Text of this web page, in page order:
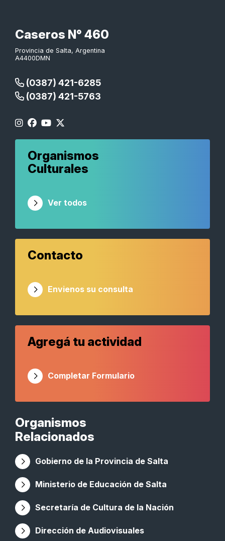
Caseros N° 460
Provincia de Salta, Argentina
A4400DMN
(0387) 421-6285
(0387) 421-5763
Organismos
Relacionados
Gobierno de la Provincia de Salta
Ministerio de Educación de Salta
Secretaría de Cultura de la Nación
Dirección de Audiovisuales
Organismos
Culturales
Ver todos
Contacto
Envienos su consulta
Agregá tu actividad
Completar Formulario